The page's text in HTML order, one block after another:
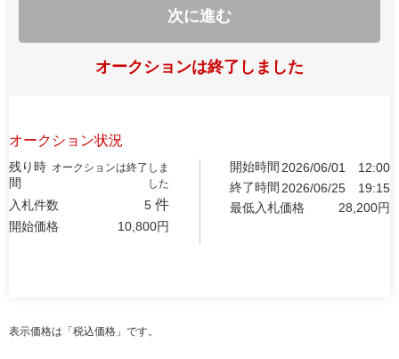
次に進む
オークションは終了しました
オークション状況
残り時
間
オークションは終了しま
した
入札件数 5 件
開始価格 10,800円
開始時間 2026/06/01
12:00
終了時間 2026/06/25
19:15
最低入札価格
28,200円
表示価格は「税込価格」です。